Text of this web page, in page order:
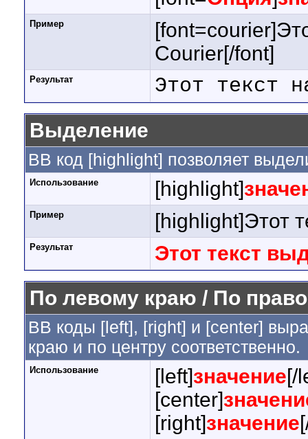
Пример
Courier[/font]
Результат Этот текст
Выделение
BB код [highlight] позволяет
Использование [highlight]
Пример [highlight]Этот
Результат
Этот текст
По левому краю / По
BB коды [left], [right] и [center]
краю и по центру соответственно.
Использование [left]значение[/
[center]
[right]значение